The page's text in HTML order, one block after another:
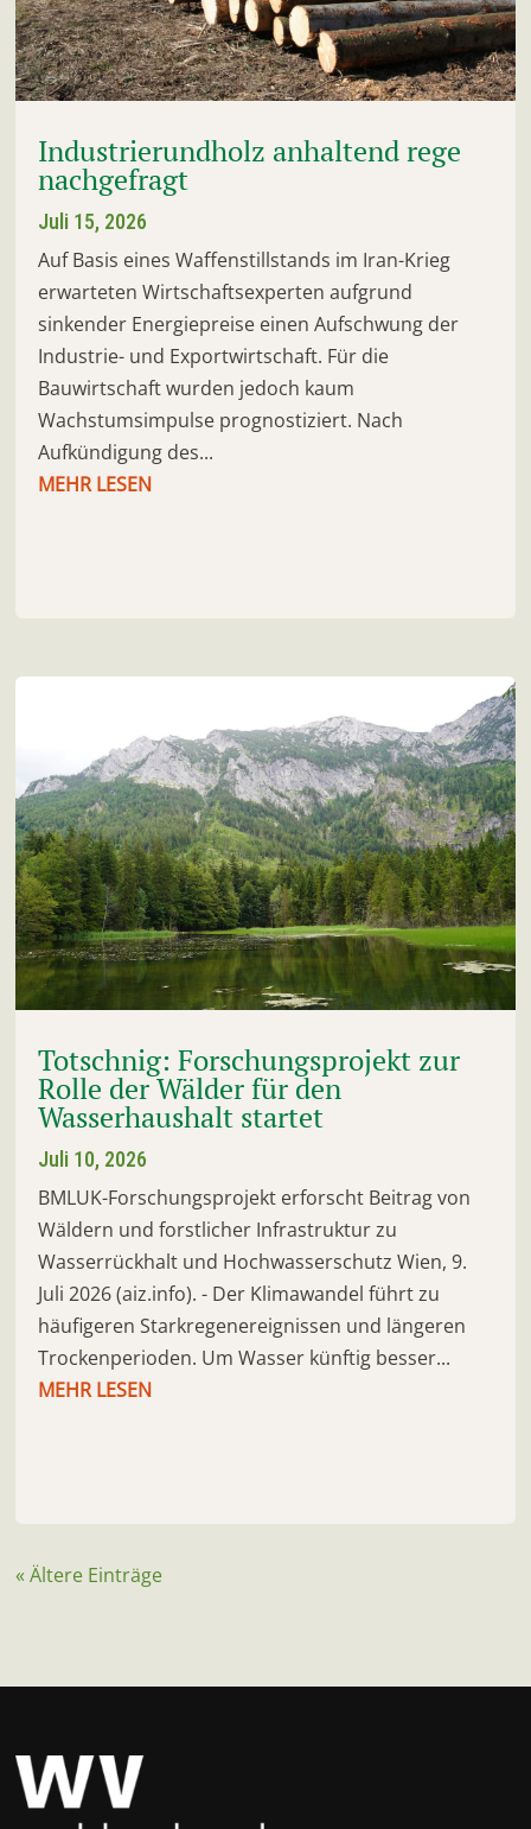
Industrierundholz anhaltend rege
nachgefragt
Juli 15, 2026
Auf Basis eines Waffenstillstands im Iran-Krieg
erwarteten Wirtschaftsexperten aufgrund
sinkender Energiepreise einen Aufschwung der
Industrie- und Exportwirtschaft. Für die
Bauwirtschaft wurden jedoch kaum
Wachstumsimpulse prognostiziert. Nach
Aufkündigung des...
MEHR LESEN
Totschnig: Forschungsprojekt zur
Rolle der Wälder für den
Wasserhaushalt startet
Juli 10, 2026
BMLUK-Forschungsprojekt erforscht Beitrag von
Wäldern und forstlicher Infrastruktur zu
Wasserrückhalt und Hochwasserschutz Wien, 9.
Juli 2026 (aiz.info). - Der Klimawandel führt zu
häufigeren Starkregenereignissen und längeren
Trockenperioden. Um Wasser künftig besser...
MEHR LESEN
« Ältere Einträge